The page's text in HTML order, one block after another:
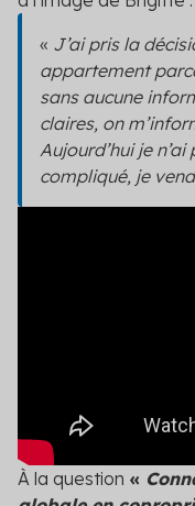
« J’ai pris la
appartement
sans aucune
claires, on
Aujourd’hui je
compliqué, je
À la question «